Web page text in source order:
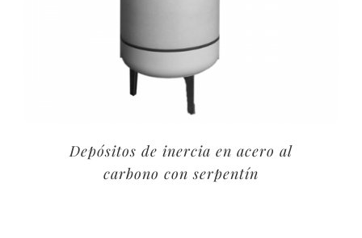
Depósitos de inercia en acero al
carbono con serpentín